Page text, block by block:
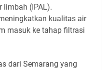
limbah (IPAL).
kualitas air
masuk ke tahap filtrasi
dari Semarang yang